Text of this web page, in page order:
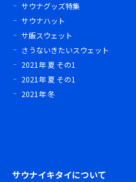
サウナグッズ特集
サウナハット
サ飯スウェット
さうないきたいスウェット
2021年 夏 その1
2021年 夏 その1
2021年 冬
サウナイキタイについて